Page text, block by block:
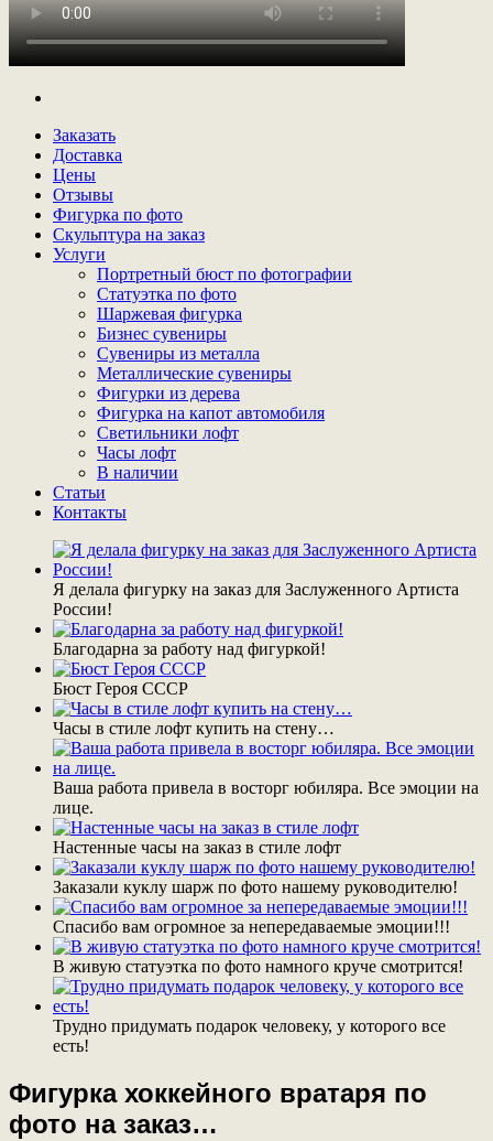
Заказать
Доставка
Цены
Отзывы
Фигурка по фото
Скульптура на заказ
Услуги
Портретный бюст по фотографии
Статуэтка по фото
Шаржевая фигурка
Бизнес сувениры
Сувениры из металла
Металлические сувениры
Фигурки из дерева
Фигурка на капот автомобиля
Светильники лофт
Часы лофт
В наличии
Статьи
Контакты
Я делала фигурку на заказ для Заслуженного Артиста
России!
Благодарна за работу над фигуркой!
Бюст Героя СССР
Часы в стиле лофт купить на стену…
Ваша работа привела в восторг юбиляра. Все эмоции на
лице.
Настенные часы на заказ в стиле лофт
Заказали куклу шарж по фото нашему руководителю!
Спасибо вам огромное за непередаваемые эмоции!!!
В живую статуэтка по фото намного круче смотрится!
Трудно придумать подарок человеку, у которого все
есть!
Фигурка хоккейного вратаря по
фото на заказ…